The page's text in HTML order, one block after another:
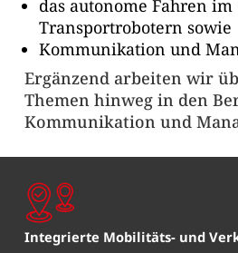
das autonome Fahren
Transportrobotern sowie
Kommunikation und
Ergänzend arbeiten wir
Themen hinweg in den
Kommunikation und
Integrierte Mobilitäts- und